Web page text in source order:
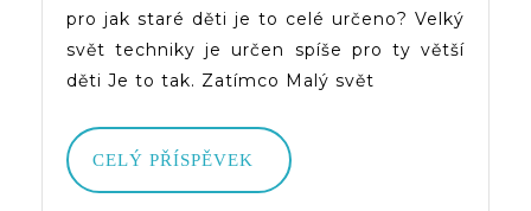
Vítkovice)
pro jak staré děti je to celé určeno? Velký
svět techniky je určen spíše pro ty větší
děti Je to tak. Zatímco Malý svět
CELÝ PŘÍSPĚVEK
CELÝ
PŘÍSPĚVEK